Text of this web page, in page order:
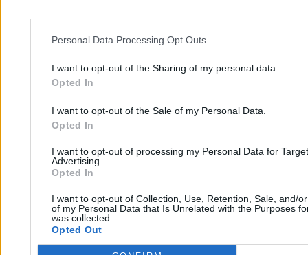
Personal Data Processing Opt Outs
I want to opt-out of the Sharing of my personal data.
Opted In
I want to opt-out of the Sale of my Personal Data.
Opted In
I want to opt-out of processing my Personal Data for
Advertising.
Opted In
I want to opt-out of Collection, Use, Retention, Sale, and/
of my Personal Data that Is Unrelated with the Purposes
was collected.
Opted Out